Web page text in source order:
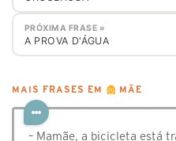
PRÓXIMA FRASE »
A PROVA D'ÁGUA
MAIS FRASES EM MÃE
– Mamãe, a bicicleta está